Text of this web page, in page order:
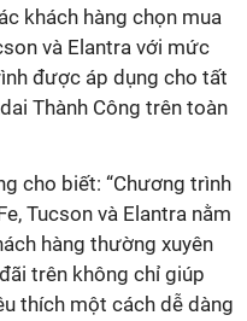
khách hàng chọn mua
và Elantra với mức
được áp dụng cho tất
Thành Công trên toàn
cho biết: “Chương trình
Tucson và Elantra nằm
hàng thường xuyên
trên không chỉ giúp
thích một cách dễ dàng